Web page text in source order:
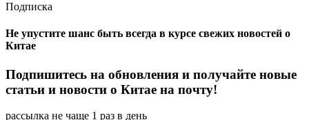
Подписка
Не упустите шанс быть всегда в курсе свежих новостей о
Китае
Подпишитесь на обновления и получайте новые
статьи и новости о Китае на почту!
рассылка не чаще 1 раз в день